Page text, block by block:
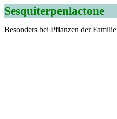
Sesquiterpenlactone
Besonders bei Pflanzen der Familie